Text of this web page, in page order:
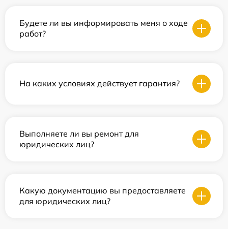
Будете ли вы информировать меня о ходе
работ?
На каких условиях действует гарантия?
Выполняете ли вы ремонт для
юридических лиц?
Какую документацию вы предоставляете
для юридических лиц?